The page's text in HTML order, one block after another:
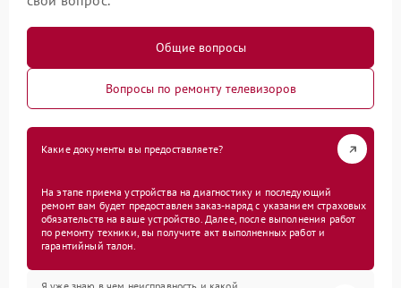
Общие вопросы
Вопросы по ремонту телевизоров
Какие документы вы предоставляете?
На этапе приема устройства на диагностику и последующий
ремонт вам будет предоставлен заказ-наряд с указанием страховых
обязательств на ваше устройство. Далее, после выполнения работ
по ремонту техники, вы получите акт выполненных работ и
гарантийный талон.